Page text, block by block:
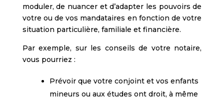
moduler, de nuancer et d’adapter les pouvoirs de
votre ou de vos mandataires en fonction de votre
situation particulière, familiale et financière.
Par exemple, sur les conseils de votre notaire,
vous pourriez :
Prévoir que votre conjoint et vos enfants
mineurs ou aux études ont droit, à même